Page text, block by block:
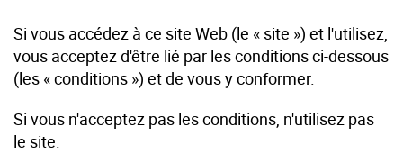
Si vous accédez à ce site Web (le « site ») et l'utilisez,
vous acceptez d'être lié par les conditions ci-dessous
(les « conditions ») et de vous y conformer.
Si vous n'acceptez pas les conditions, n'utilisez pas
le site.